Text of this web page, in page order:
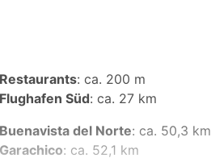
Restaurants: ca. 200 m
Flughafen Süd: ca. 27 km
Buenavista del Norte: ca. 50,3 km
Garachico: ca. 52,1 km